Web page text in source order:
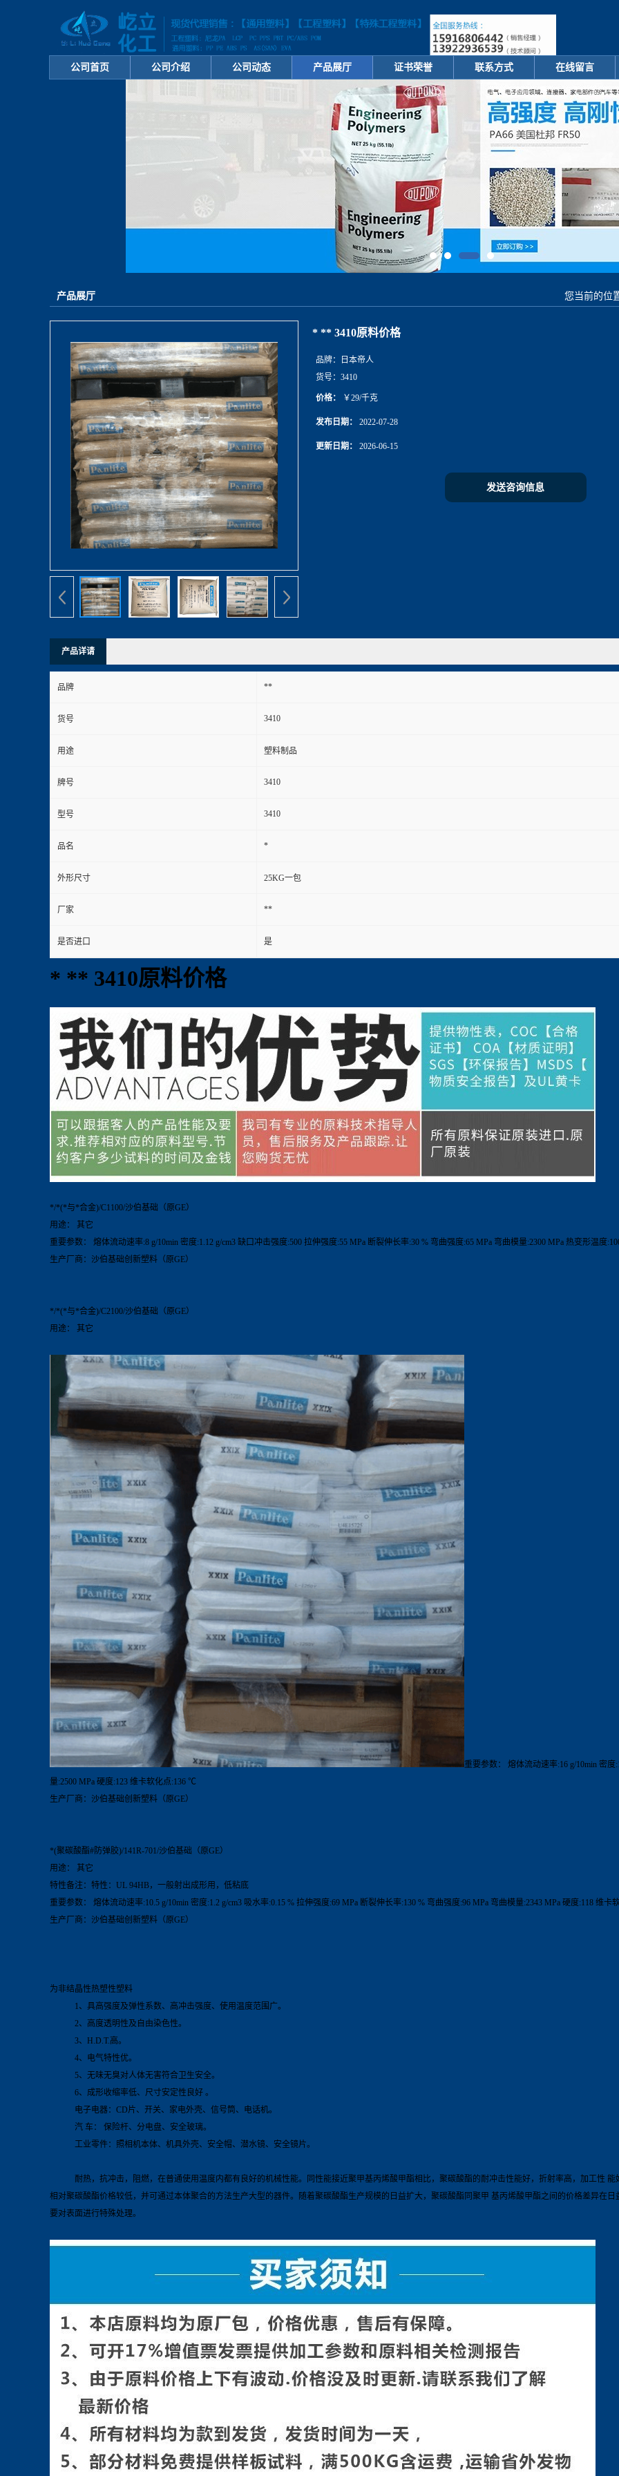
公司首页 公司介绍 公司动态 产品展厅 证书荣誉 联系方式 在线留言
产品展厅 您当前的位
* ** 3410原料价格
品牌：
日本帝人
货号： 3410
价格： ￥29/千克
发布日期： 2022-07-28
更新日期： 2026-06-15
发送咨询信息
产品详请
品牌 **
货号 3410
用途 塑料制品
牌号 3410
型号 3410
品名 *
外形尺寸 25KG一包
厂家 **
是否进口 是
* ** 3410原料价格
*/*(*与*合金)/C1100/沙伯基础（原GE）
用途： 其它
重要参数： 熔体流动速率:8 g/10min 密度:1.12 g/cm3 缺口冲击强度:500 拉伸强度:55 MPa 断裂伸长率:30 % 弯曲强度:65 MPa 弯曲模量:2300 MPa 热变形温度
生产厂商：沙伯基础创新塑料（原GE）
*/*(*与*合金)/C2100/沙伯基础（原GE）
用途： 其它
重要参数： 熔体流动速率:16 g/10min 密
量:2500 MPa 硬度:123 维卡软化点:136 ℃
生产厂商：沙伯基础创新塑料（原GE）
*(聚碳酸酯#防弹胶)/141R-701/沙伯基础（原GE）
用途： 其它
特性备注：特性：UL 94HB，一般射出成形用，低粘底
重要参数： 熔体流动速率:10.5 g/10min 密度:1.2 g/cm3 吸水率:0.15 % 拉伸强度:69 MPa 断裂伸长率:130 % 弯曲强度:96 MPa 弯曲模量:2343 MPa 硬度:118 维
生产厂商：沙伯基础创新塑料（原GE）
为非结晶性热塑性塑料
1、具高强度及弹性系数、高冲击强度、使用温度范围广。
2、高度透明性及自由染色性。
3、H.D.T.高。
4、电气特性优。
5、无味无臭对人体无害符合卫生安全。
6、成形收缩率低、尺寸安定性良好 。
电子电器：CD片、开关、家电外壳、信号筒、电话机。
汽 车： 保险杆、分电盘、安全玻璃。
工业零件：照相机本体、机具外壳、安全帽、潜水镜、安全镜片。
耐热，抗冲击，阻燃，在普通使用温度内都有良好的机械性能。同性能接近聚甲基丙烯酸甲酯相比，聚碳酸酯的耐冲击性能好，折射率高，加工性 能
相对聚碳酸酯价格较低，并可通过本体聚合的方法生产大型的器件。随着聚碳酸酯生产规模的日益扩大，聚碳酸酯同聚甲 基丙烯酸甲酯之间的价格差异在
要对表面进行特殊处理。